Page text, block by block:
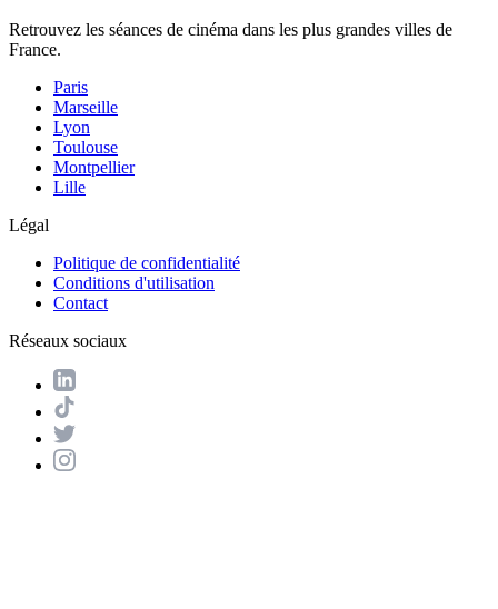
Retrouvez les séances de cinéma dans les plus grandes villes de
France.
Paris
Marseille
Lyon
Toulouse
Montpellier
Lille
Légal
Politique de confidentialité
Conditions d'utilisation
Contact
Réseaux sociaux